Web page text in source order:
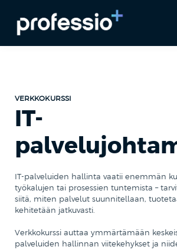
AI Coach
Pyydä demo
Hanki
VERKKOKURSSI
IT-
IT-palveluiden hallinta vaatii enemmän
työkalujen tai prosessien tuntemista –
siitä, miten palvelut suunnitellaan,
kehitetään jatkuvasti.
Verkkokurssi auttaa ymmärtämään
palveluiden hallinnan viitekehykset ja